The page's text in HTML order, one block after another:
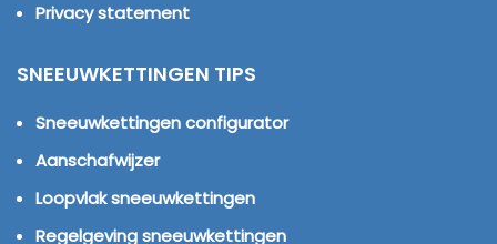
Privacy statement
SNEEUWKETTINGEN TIPS
Sneeuwkettingen configurator
Aanschafwijzer
Loopvlak sneeuwkettingen
Regelgeving sneeuwkettingen